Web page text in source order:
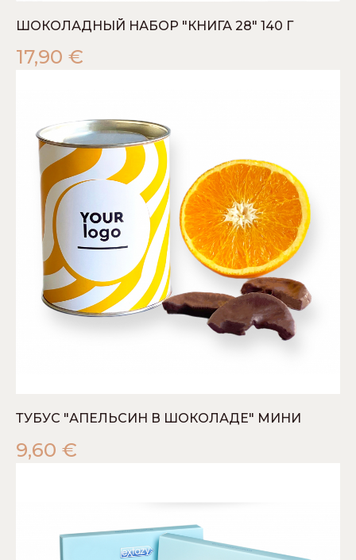
ШОКОЛАДНЫЙ НАБОР "КНИГА 28" 140 Г
17,90 €
ТУБУС "АПЕЛЬСИН В ШОКОЛАДЕ" МИНИ
9,60 €